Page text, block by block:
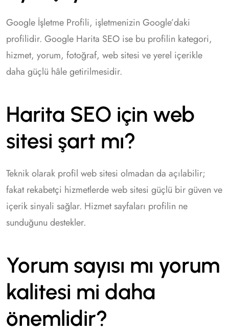
Google İşletme Profili, işletmenizin Google’daki
profilidir. Google Harita SEO ise bu profilin kategori,
hizmet, yorum, fotoğraf, web sitesi ve yerel içerikle
daha güçlü hâle getirilmesidir.
Harita SEO için web
sitesi şart mı?
Teknik olarak profil web sitesi olmadan da açılabilir;
fakat rekabetçi hizmetlerde web sitesi güçlü bir güven ve
içerik sinyali sağlar. Hizmet sayfaları profilin ne
sunduğunu destekler.
Yorum sayısı mı yorum
kalitesi mi daha
önemlidir?